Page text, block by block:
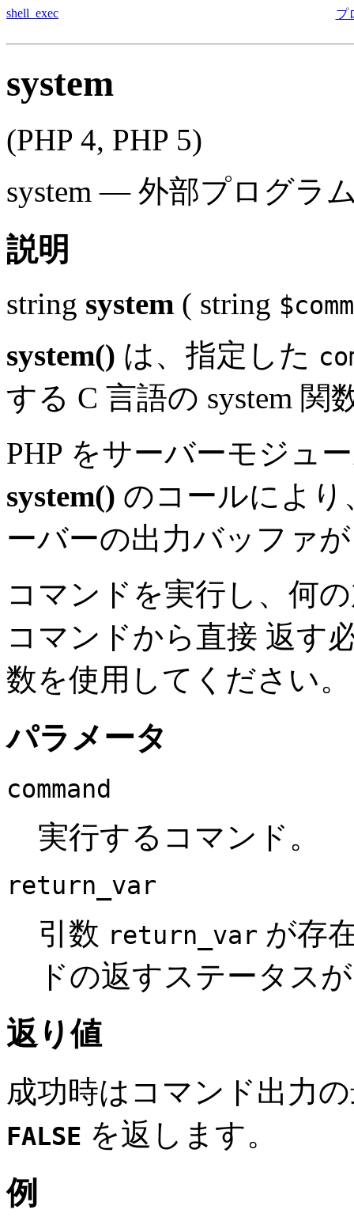
shell_exec プ
system
(PHP 4, PHP 5)
system — 外部プログラ
説明
string system ( string
system() は、指定した
する C 言語の system 関
PHP をサーバーモジュ
system() のコールにより
ーバーの出力バッファ
コマンドを実行し、何
コマンドから直接 返す
数を使用してください。
パラメータ
command
実行するコマンド。
return_var
引数 return_var が存
ドの返すステータス
返り値
成功時はコマンド出力
FALSE を返します。
例